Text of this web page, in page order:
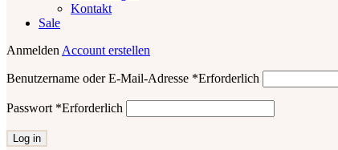
Kontakt
Sale
Anmelden Account erstellen
Benutzername oder E-Mail-Adresse *Erforderlich
Passwort *Erforderlich
Log in